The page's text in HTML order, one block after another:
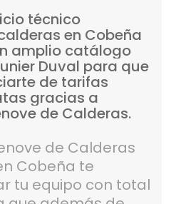
técnico
en Cobeña
amplio catálogo
Duval para que
de tarifas
gracias a
de Calderas.
de Calderas
Cobeña te
tu equipo con total